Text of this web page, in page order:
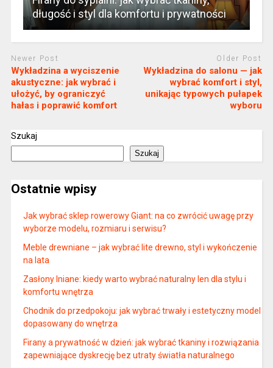
długość i styl dla komfortu i prywatności
Newer Post
Wykładzina a wyciszenie
akustyczne: jak wybrać i
ułożyć, by ograniczyć
hałas i poprawić komfort
Older Post
Wykładzina do salonu — jak
wybrać komfort i styl,
unikając typowych pułapek
wyboru
Szukaj
Szukaj
Ostatnie wpisy
Jak wybrać sklep rowerowy Giant: na co zwrócić uwagę przy
wyborze modelu, rozmiaru i serwisu?
Meble drewniane – jak wybrać lite drewno, styl i wykończenie
na lata
Zasłony lniane: kiedy warto wybrać naturalny len dla stylu i
komfortu wnętrza
Chodnik do przedpokoju: jak wybrać trwały i estetyczny model
dopasowany do wnętrza
Firany a prywatność w dzień: jak wybrać tkaniny i rozwiązania
zapewniające dyskrecję bez utraty światła naturalnego